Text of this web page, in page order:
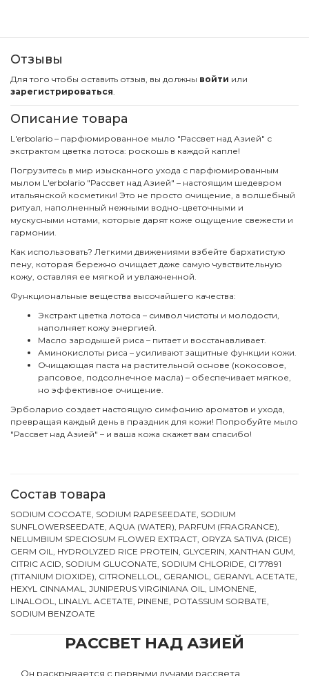
Отзывы
Для того чтобы оставить отзыв, вы должны войти или
зарегистрироваться.
Описание товара
L'erbolario – парфюмированное мыло "Рассвет над Азией" с
экстрактом цветка лотоса: роскошь в каждой капле!
Погрузитесь в мир изысканного ухода с парфюмированным
мылом L'erbolario "Рассвет над Азией" – настоящим шедевром
итальянской косметики! Это не просто очищение, а волшебный
ритуал, наполненный нежными водно-цветочными и
мускусными нотами, которые дарят коже ощущение свежести и
гармонии.
Как использовать? Легкими движениями взбейте бархатистую
пену, которая бережно очищает даже самую чувствительную
кожу, оставляя ее мягкой и увлажненной.
Функциональные вещества высочайшего качества:
Экстракт цветка лотоса – символ чистоты и молодости,
наполняет кожу энергией.
Масло зародышей риса – питает и восстанавливает.
Аминокислоты риса – усиливают защитные функции кожи.
Очищающая паста на растительной основе (кокосовое,
рапсовое, подсолнечное масла) – обеспечивает мягкое,
но эффективное очищение.
Эрболарио создает настоящую симфонию ароматов и ухода,
превращая каждый день в праздник для кожи! Попробуйте мыло
"Рассвет над Азией" – и ваша кожа скажет вам спасибо!
Состав товара
SODIUM COCOATE, SODIUM RAPESEEDATE, SODIUM
SUNFLOWERSEEDATE, AQUA (WATER), PARFUM (FRAGRANCE),
NELUMBIUM SPECIOSUM FLOWER EXTRACT, ORYZA SATIVA (RICE)
GERM OIL, HYDROLYZED RICE PROTEIN, GLYCERIN, XANTHAN GUM,
CITRIC ACID, SODIUM GLUCONATE, SODIUM CHLORIDE, CI 77891
(TITANIUM DIOXIDE), CITRONELLOL, GERANIOL, GERANYL ACETATE,
HEXYL CINNAMAL, JUNIPERUS VIRGINIANA OIL, LIMONENE,
LINALOOL, LINALYL ACETATE, PINENE, POTASSIUM SORBATE,
SODIUM BENZOATE
РАССВЕТ НАД АЗИЕЙ
Он раскрывается с первыми лучами рассвета,